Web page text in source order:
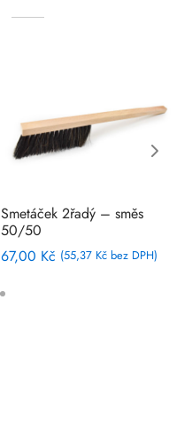
Smetáček 2řadý – směs
50/50
67,00 Kč (55,37 Kčbez DPH)